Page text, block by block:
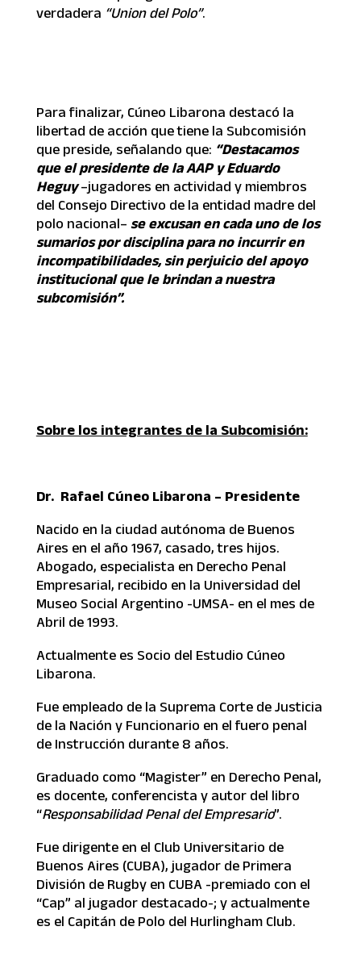
verdadera “Union del Polo”.
Para finalizar, Cúneo Libarona destacó la
libertad de acción que tiene la Subcomisión
que preside, señalando que: “Destacamos
que el presidente de la AAP y Eduardo
Heguy–jugadores en actividad y miembros
del Consejo Directivo de la entidad madre del
polo nacional– se excusan en cada uno de los
sumarios por disciplina para no incurrir en
incompatibilidades, sin perjuicio del apoyo
institucional que le brindan a nuestra
subcomisión”.
Sobre los integrantes de la Subcomisión:
Dr. Rafael Cúneo Libarona – Presidente
Nacido en la ciudad autónoma de Buenos
Aires en el año 1967, casado, tres hijos.
Abogado, especialista en Derecho Penal
Empresarial, recibido en la Universidad del
Museo Social Argentino -UMSA- en el mes de
Abril de 1993.
Actualmente es Socio del Estudio Cúneo
Libarona.
Fue empleado de la Suprema Corte de Justicia
de la Nación y Funcionario en el fuero penal
de Instrucción durante 8 años.
Graduado como “Magister” en Derecho Penal,
es docente, conferencista y autor del libro
“Responsabilidad Penal del Empresario”.
Fue dirigente en el Club Universitario de
Buenos Aires (CUBA), jugador de Primera
División de Rugby en CUBA -premiado con el
“Cap” al jugador destacado-; y actualmente
es el Capitán de Polo del Hurlingham Club.